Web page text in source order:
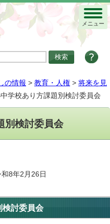
メニュー
の情報 > 教育・人権 > 将来を見
学校あり方課題別検討委員会
別検討委員会
8年2月26日
検討委員会